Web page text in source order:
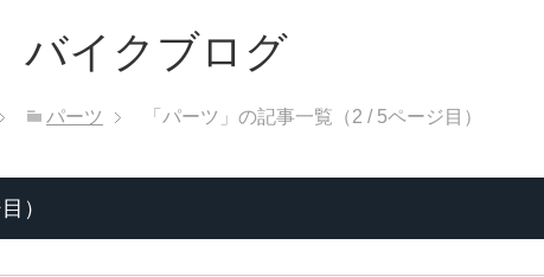
イクブログ
パーツ 「パーツ」の記事一覧（2 / 5ページ目）
）